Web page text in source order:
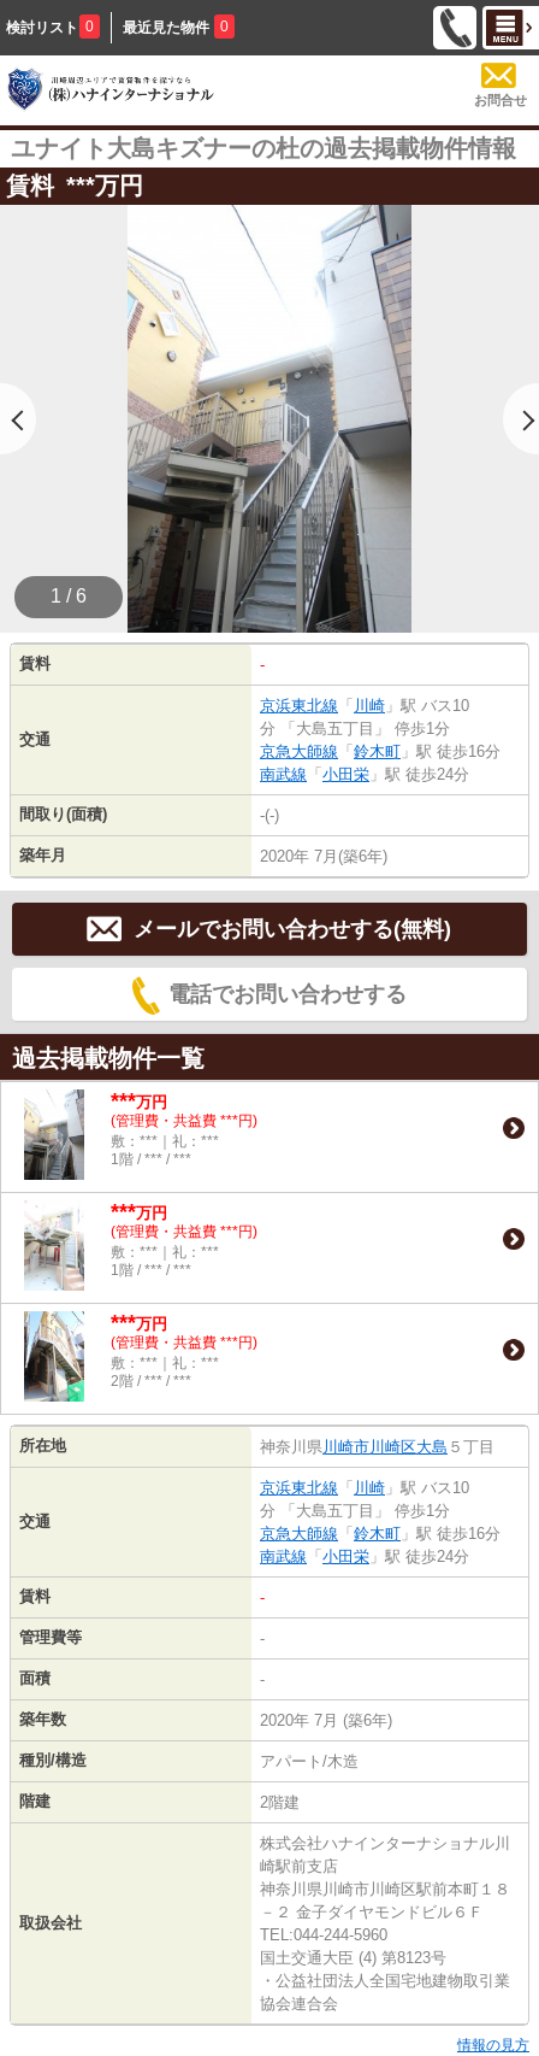
検討リスト 0 最近見た物件 0
お問合せ
ユナイト大島キズナーの杜の過去掲載物件情報
賃料 ***万円
1 / 6
賃料 -
交通
京浜東北線 「 川崎 」駅 バス10
分 「大島五丁目」 停歩1分
京急大師線 「 鈴木町 」駅 徒歩16分
南武線 「 小田栄 」駅 徒歩24分
間取り(面積) -(-)
築年月 2020年 7月(築6年)
メールでお問い合わせする(無料)
電話でお問い合わせする
過去掲載物件一覧
***万円
(管理費・共益費 ***円)
敷：***｜礼：***
1階 / *** / ***
***万円
(管理費・共益費 ***円)
敷：***｜礼：***
1階 / *** / ***
***万円
(管理費・共益費 ***円)
敷：***｜礼：***
2階 / *** / ***
所在地 神奈川県川崎市川崎区大島 ５丁目
交通
京浜東北線 「 川崎 」駅 バス10
分 「大島五丁目」 停歩1分
京急大師線 「 鈴木町 」駅 徒歩16分
南武線 「 小田栄 」駅 徒歩24分
賃料 -
管理費等 -
面積 -
築年数 2020年 7月 (築6年)
種別/構造 アパート/木造
階建 2階建
取扱会社
株式会社ハナインターナショナル川
崎駅前支店
神奈川県川崎市川崎区駅前本町１８
－２ 金子ダイヤモンドビル６Ｆ
TEL:044-244-5960
国土交通大臣 (4) 第8123号
・公益社団法人全国宅地建物取引業
協会連合会
情報の見方